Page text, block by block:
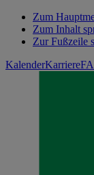
Zum
Zum Inhalt
Zur Fußzeile
KalenderKarriere